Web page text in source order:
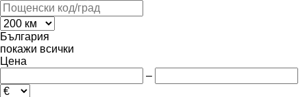
България
покажи всички
Цена
–